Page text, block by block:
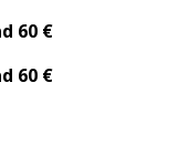
60 €
60 €